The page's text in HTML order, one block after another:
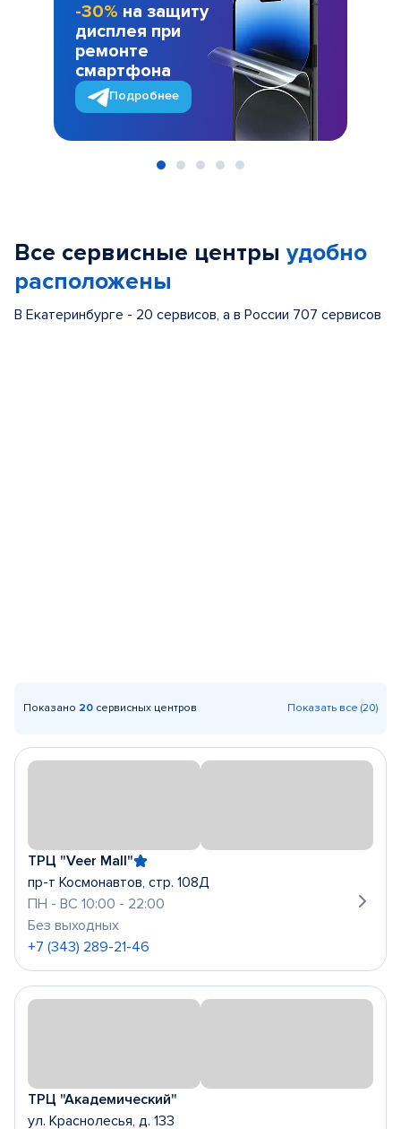
-30% на защиту
дисплея при
ремонте
смартфона
Подробнее
Все сервисные центры удобно
расположены
В Екатеринбурге - 20 сервисов, а в России 707 сервисов
Показано 20 сервисных центров Показать все (20)
ТРЦ "Veer Mall"
пр-т Космонавтов, стр. 108Д
ПН - ВС 10:00 - 22:00
Без выходных
+7 (343) 289-21-46
ТРЦ "Академический"
ул. Краснолесья, д. 133